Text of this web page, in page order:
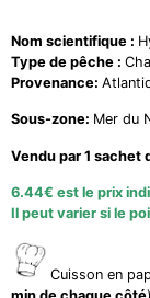
Nom scientifique :
Type de pêche :
Provenance:
Sous-zone: Mer du
Vendu par 1 sachet
6.44€ est le prix
Il peut varier si le
Cuisson en